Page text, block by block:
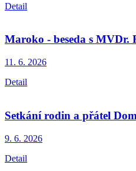
Detail
Maroko - beseda s MVDr.
11. 6. 2026
Detail
Setkání rodin a přátel
9. 6. 2026
Detail